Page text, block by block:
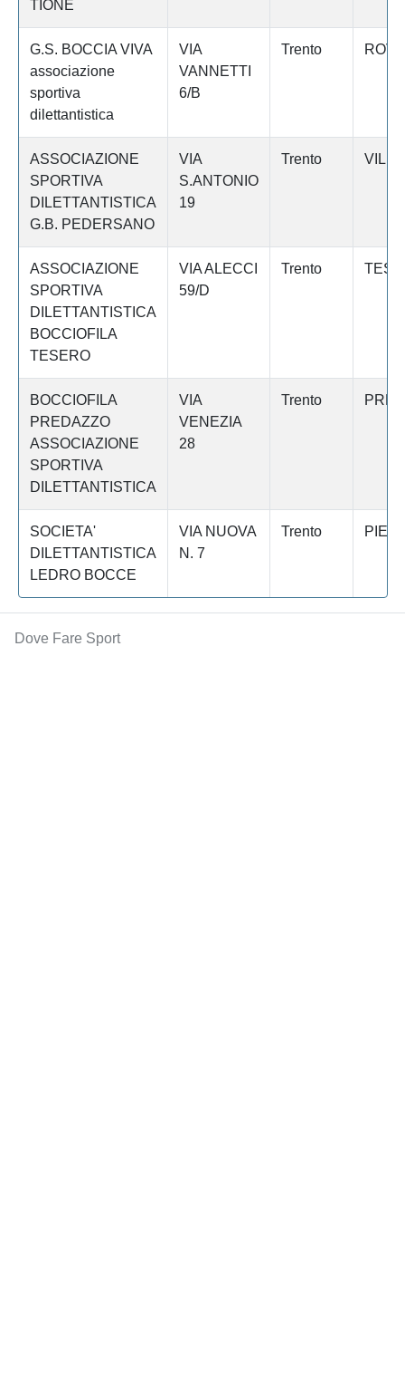
TIONE
G.S. BOCCIA VIVA
associazione
sportiva
dilettantistica
VIA
VANNETTI
6/B
Trento
ASSOCIAZIONE
SPORTIVA
DILETTANTISTICA
G.B. PEDERSANO
VIA
S.ANTONIO
19
Trento
ASSOCIAZIONE
SPORTIVA
DILETTANTISTICA
BOCCIOFILA
TESERO
VIA ALECCI
59/D
Trento
BOCCIOFILA
PREDAZZO
ASSOCIAZIONE
SPORTIVA
DILETTANTISTICA
VIA
VENEZIA
28
Trento
SOCIETA'
DILETTANTISTICA
LEDRO BOCCE
VIA NUOVA
N. 7
Trento
Dove Fare Sport